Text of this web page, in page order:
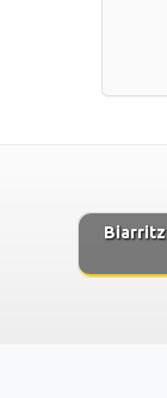
Biarritz